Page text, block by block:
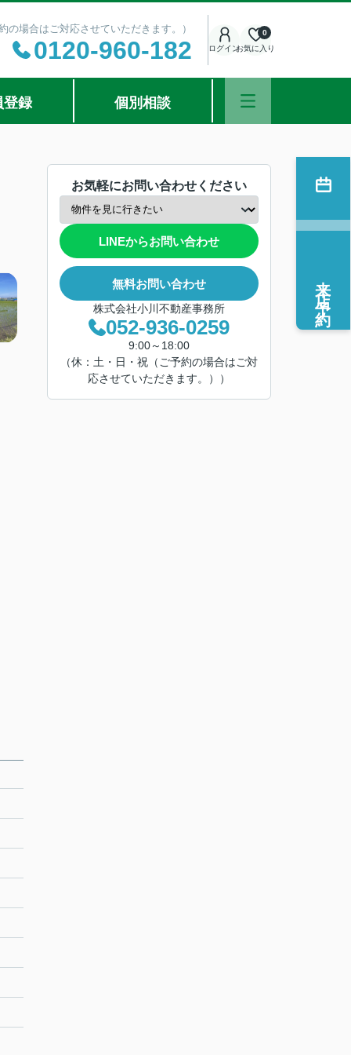
場合はご対応させていただきます。）
0120-960-182 ログインお気に入り
0
登録 個別相談
お気軽にお問い合わせください
LINEからお問い合わせ
無料お問い合わせ
株式会社小川不動産事務所
052-936-0259
9:00～18:00
（休：土・日・祝（ご予約の場合はご対
応させていただきます。））
来店予約